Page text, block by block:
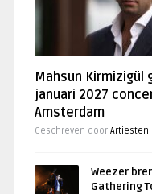
Mahsun Kirmizigül
januari 2027
Amsterdam
Geschreven door Artiesten
Weezer
Gathering